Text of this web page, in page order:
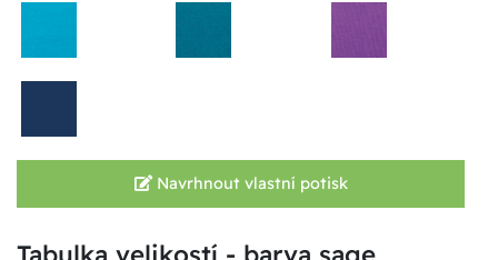
Navrhnout vlastní potisk